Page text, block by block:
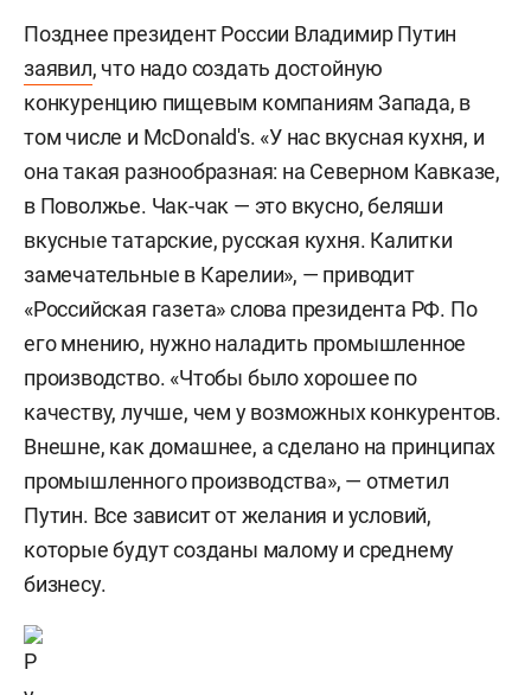
Позднее президент России Владимир Путин
заявил, что надо создать достойную
конкуренцию пищевым компаниям Запада, в
том числе и МсDonald's. «У нас вкусная кухня, и
она такая разнообразная: на Северном Кавказе,
в Поволжье. Чак-чак — это вкусно, беляши
вкусные татарские, русская кухня. Калитки
замечательные в Карелии», — приводит
«Российская газета» слова президента РФ. По
его мнению, нужно наладить промышленное
производство. «Чтобы было хорошее по
качеству, лучше, чем у возможных конкурентов.
Внешне, как домашнее, а сделано на принципах
промышленного производства», — отметил
Путин. Все зависит от желания и условий,
которые будут созданы малому и среднему
бизнесу.